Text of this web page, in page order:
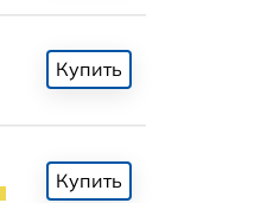
Купить
Купить